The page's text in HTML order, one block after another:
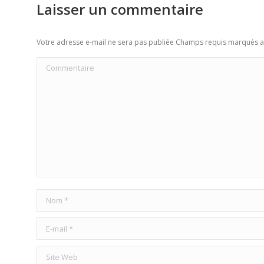
Laisser un commentaire
Votre adresse e-mail ne sera pas publiée Champs requis marqués
Commentaire
Nom *
E-mail *
Site Web